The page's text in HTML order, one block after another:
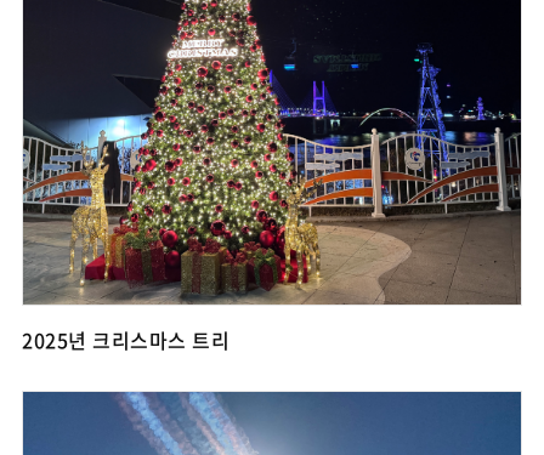
2025년 크리스마스 트리